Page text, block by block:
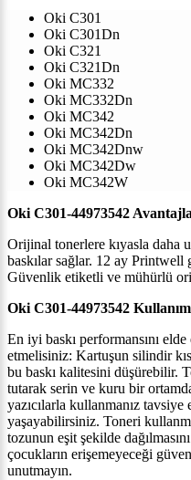
Oki C301
Oki C301Dn
Oki C321
Oki C321Dn
Oki MC332
Oki MC332Dn
Oki MC342
Oki MC342Dn
Oki MC342Dnw
Oki MC342Dw
Oki MC342W
Oki C301-44973542
Orijinal tonerlere kıyasla daha
baskılar sağlar. 12 ay Printwell
Güvenlik etiketli ve mühürlü
Oki C301-44973542
En iyi baskı performansını
etmelisiniz: Kartuşun silindir
bu baskı kalitesini düşürebilir.
tutarak serin ve kuru bir
yazıcılarla kullanmanız
yaşayabilirsiniz. Toneri
tozunun eşit şekilde
çocukların erişemeyeceği
unutmayın.